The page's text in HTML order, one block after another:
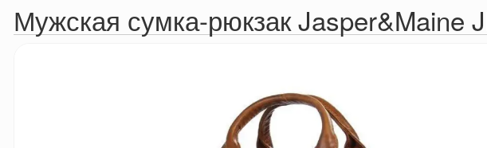
Мужская сумка-рюкзак Jasper&Maine